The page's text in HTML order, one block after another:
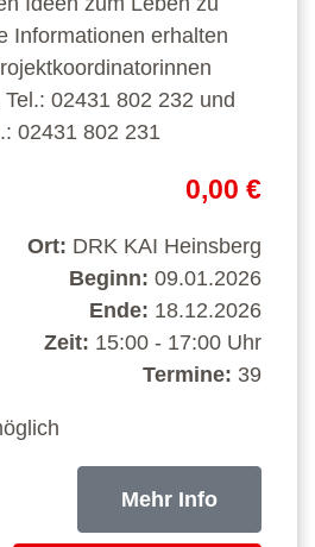
Informationen erhalten
02431 802 232 und
02431 802 231
0,00 €
Ort: DRK KAI Heinsberg
Beginn: 09.01.2026
Ende: 18.12.2026
Zeit: 15:00 - 17:00 Uhr
Termine: 39
Mehr Info